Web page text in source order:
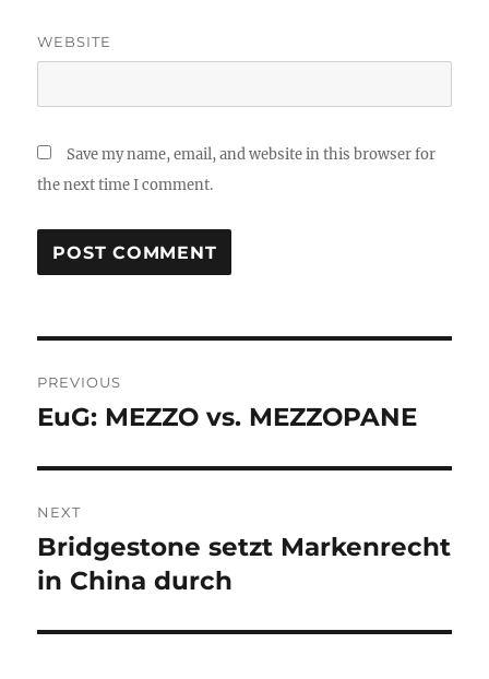
WEBSITE
Save my name, email, and website in this browser for
the next time I comment.
navigation
PREVIOUS
Previous
EuG: MEZZO vs. MEZZOPANE
NEXT
Next
post:
Bridgestone setzt Markenrecht
in China durch